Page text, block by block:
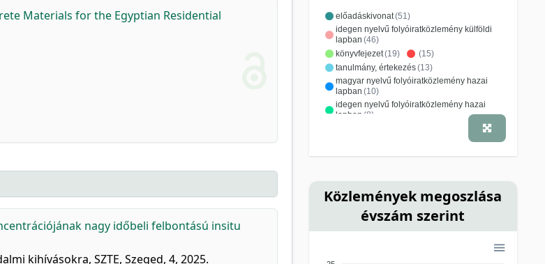
Materials for the Egyptian Residential
nagy időbeli felbontású insitu
kihívásokra, SZTE, Szeged, 4, 2025.
előadáskivonat(51)
idegen nyelvű folyóiratközlemény külföldi
lapban (46)
könyvfejezet(19)
(15)
tanulmány, értekezés(13)
magyar nyelvű folyóiratközlemény hazai
lapban (10)
idegen nyelvű folyóiratközlemény hazai
lapban (8)
magyar nyelvű folyóiratközlemény külföldi
recenzió, könyvismertetés(1)
szakkönyv (1) tanulmánygyűjtemény(1)
Közlemények megoszlása
évszám szerint